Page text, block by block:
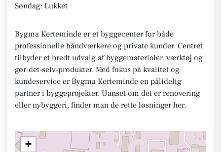
Søndag: Lukket
Bygma Kerteminde er et byggecenter for både
professionelle håndværkere og private kunder. Centret
tilbyder et bredt udvalg af byggematerialer, værktøj og
gør-det-selv-produkter. Med fokus på kvalitet og
kundeservice er Bygma Kerteminde en pålidelig
partner i byggeprojekter. Uanset om det er renovering
eller nybyggeri, finder man de rette løsninger her.
+